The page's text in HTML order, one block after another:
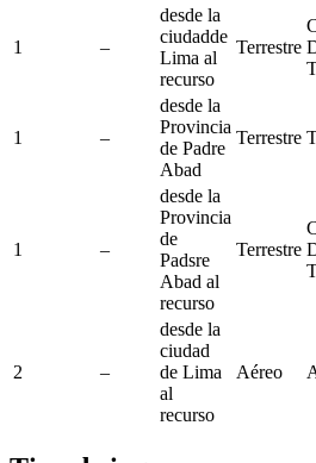
1 –
desde la
ciudadde
Lima al
recurso
Terrestre
1 –
desde la
Provincia
de Padre
Abad
Terrestre
1 –
desde la
Provincia
de
Padsre
Abad al
recurso
Terrestre
2 –
desde la
ciudad
de Lima
al
recurso
Aéreo